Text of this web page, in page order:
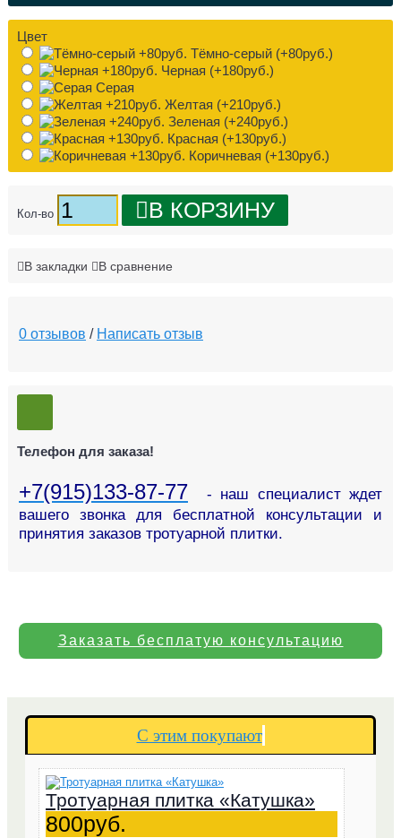
Цвет
Тёмно-серый (+80руб.)
Черная (+180руб.)
Серая
Желтая (+210руб.)
Зеленая (+240руб.)
Красная (+130руб.)
Коричневая (+130руб.)
Кол-во В КОРЗИНУ
В закладки В сравнение
0 отзывов / Написать отзыв
Телефон для заказа!
+7(915)133-87-77
- наш специалист ждет
вашего звонка для бесплатной консультации и
принятия заказов тротуарной плитки.
Заказать бесплатую консультацию
С этим покупают
Тротуарная плитка «Катушка»
800руб.